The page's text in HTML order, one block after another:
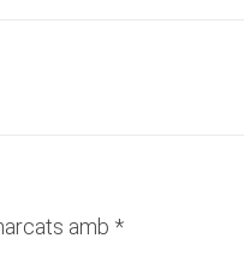
amb *